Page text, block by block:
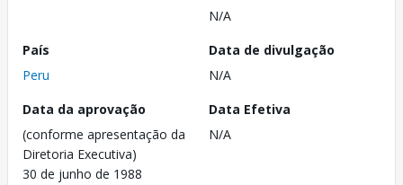
N/A
País
Peru
Data de divulgação
N/A
Data da aprovação
(conforme apresentação da
Diretoria Executiva)
30 de junho de 1988
Data Efetiva
N/A